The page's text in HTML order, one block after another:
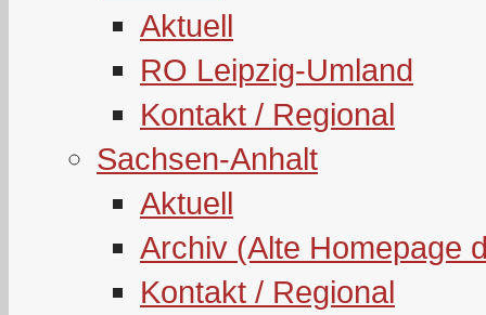
Aktuell
RO Leipzig-Umland
Kontakt / Regional
Sachsen-Anhalt
Aktuell
Archiv (Alte Homepage
Kontakt / Regional